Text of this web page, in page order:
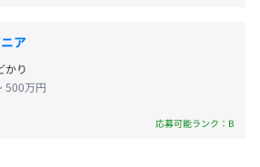
体制を整えております。「目標」
こと」を記載したアピールシートを
ダーと一緒に振り返りを行います。
るので、評価やキャリア、目標が明
はありません）
利厚生＞ ■完
日は毎年127日以上 ■有休消化
数は9.6日/年） ■月の平均残業
■産休・育休の取得率、復帰率と
ア
かり
500万円
応募可能ランク：B